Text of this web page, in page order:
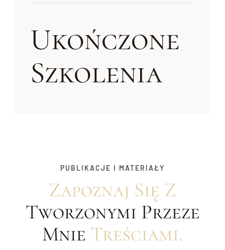
Ukończone
Szkolenia
PUBLIKACJE I MATERIAŁY
Zapoznaj Się Z
Tworzonymi Przeze
Mnie Treściami.